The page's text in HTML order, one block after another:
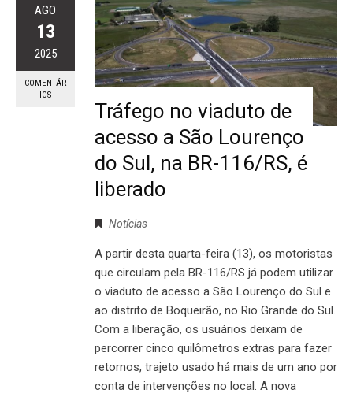
AGO
13
2025
COMENTÁR
IOS
Tráfego no viaduto de
acesso a São Lourenço
do Sul, na BR-116/RS, é
liberado
Notícias
A partir desta quarta-feira (13), os motoristas
que circulam pela BR-116/RS já podem utilizar
o viaduto de acesso a São Lourenço do Sul e
ao distrito de Boqueirão, no Rio Grande do Sul.
Com a liberação, os usuários deixam de
percorrer cinco quilômetros extras para fazer
retornos, trajeto usado há mais de um ano por
conta de intervenções no local. A nova